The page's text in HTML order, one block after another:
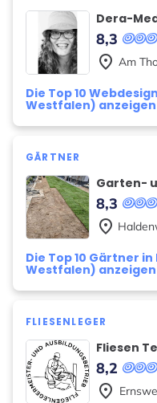
Dera-
8,3
Die Top 10
Westfalen) anzeigen
place Am
GÄRTNER
Garten-
8,3
Die Top 10 Gärtner
Westfalen) anzeigen
place
FLIESENLEGER
Fliesen
8,2
place